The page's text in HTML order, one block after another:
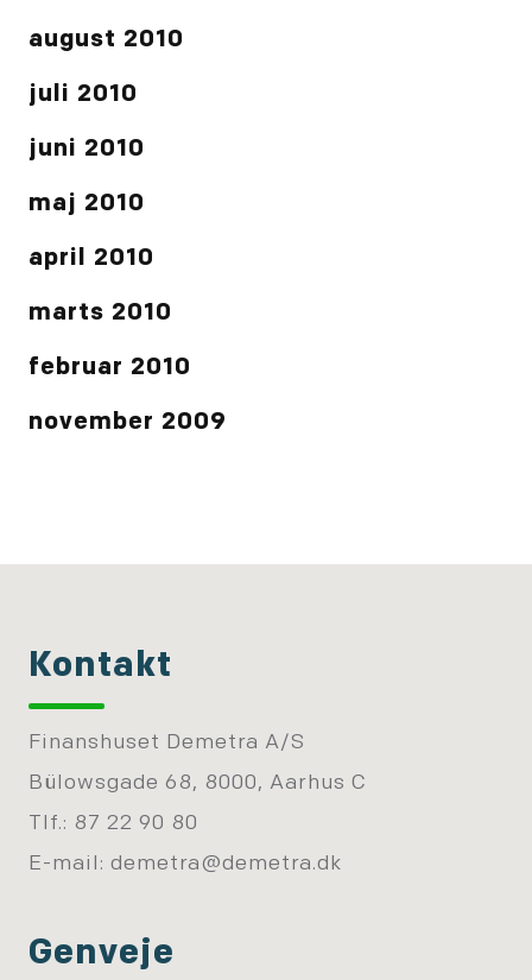
august 2010
juli 2010
juni 2010
maj 2010
april 2010
marts 2010
februar 2010
november 2009
Kontakt
Finanshuset Demetra A/S
Bülowsgade 68, 8000, Aarhus C
Tlf.: 87 22 90 80
E-mail: demetra@demetra.dk
Genveje